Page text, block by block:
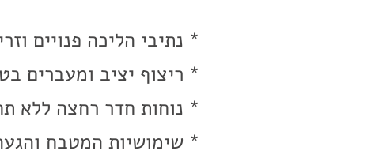
* נתיבי הליכה פנויים
* ריצוף יציב ומעברים
* נוחות חדר רחצה ללא
* שימושיות המטבח